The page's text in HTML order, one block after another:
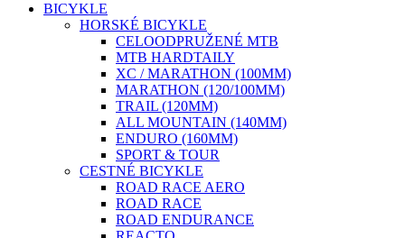
BICYKLE
HORSKÉ BICYKLE
CELOODPRUŽENÉ MTB
MTB HARDTAILY
XC / MARATHON (100MM)
MARATHON (120/100MM)
TRAIL (120MM)
ALL MOUNTAIN (140MM)
ENDURO (160MM)
SPORT & TOUR
CESTNÉ BICYKLE
ROAD RACE AERO
ROAD RACE
ROAD ENDURANCE